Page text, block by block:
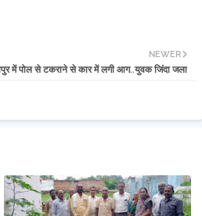
NEWER
में पोल से टकराने से कार में लगी आग..युवक जिंदा जला